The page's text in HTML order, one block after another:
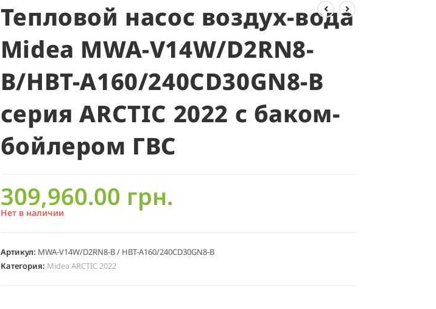
Тепловой насос воздух-вода
Midea MWA-V14W/D2RN8-
B/HBT-A160/240CD30GN8-B
серия ARCTIC 2022 с баком-
бойлером ГВС
309,960.00 грн.
Нет в наличии
Артикул: MWA-V14W/D2RN8-B / HBT-A160/240CD30GN8-B
Категория: Midea ARCTIC 2022